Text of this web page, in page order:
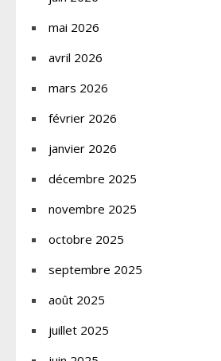
mai 2026
avril 2026
mars 2026
février 2026
janvier 2026
décembre 2025
novembre 2025
octobre 2025
septembre 2025
août 2025
juillet 2025